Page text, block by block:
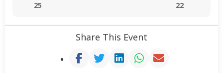
25
22
Share This Event